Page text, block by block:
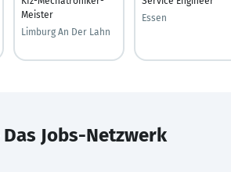
Meister
Limburg An Der Lahn
Essen
Das Jobs-Netzwerk